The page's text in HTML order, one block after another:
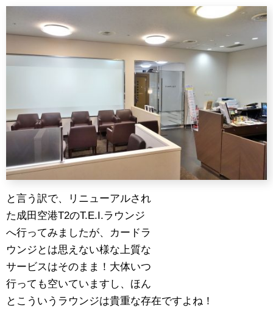
と言う訳で、リニューアルされ
た成田空港T2のT.E.I.ラウンジ
へ行ってみましたが、カードラ
ウンジとは思えない様な上質な
サービスはそのまま！大体いつ
行っても空いていますし、ほん
とこういうラウンジは貴重な存在ですよね！